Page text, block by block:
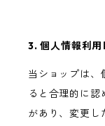
3. 個人情報利用
当ショップは、
ると合理的に認
があり、変更し